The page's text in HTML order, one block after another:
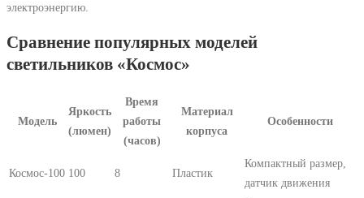
электроэнергию.
Сравнение популярных моделей
светильников «Космос»
Модель
Яркость
(люмен)
Время
работы
(часов)
Материал
корпуса
Особенности
Космос-100 100 8 Пластик
Компактный размер,
датчик движения